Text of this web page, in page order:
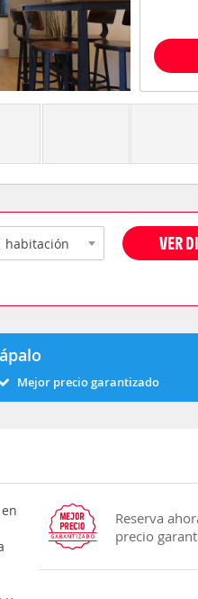
VER
Mejor precio garantizado
Reserva
precio